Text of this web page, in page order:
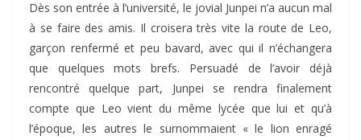
Dès son entrée à l’université, le jovial Junpei n’a aucun mal
à se faire des amis. Il croisera très vite la route de Leo,
garçon renfermé et peu bavard, avec qui il n’échangera
que quelques mots brefs. Persuadé de l’avoir déjà
rencontré quelque part, Junpei se rendra finalement
compte que Leo vient du même lycée que lui et qu’à
l’époque, les autres le surnommaient « le lion enragé